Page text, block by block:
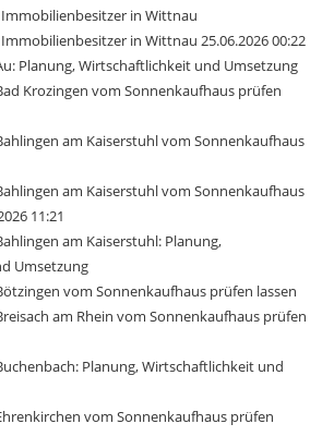
in Wittnau
in Wittnau 25.06.2026 00:22
Planung, Wirtschaftlichkeit und Umsetzung
Krozingen vom Sonnenkaufhaus prüfen
am Kaiserstuhl vom Sonnenkaufhaus
am Kaiserstuhl vom Sonnenkaufhaus
11:21
am Kaiserstuhl: Planung,
Umsetzung
vom Sonnenkaufhaus prüfen lassen
am Rhein vom Sonnenkaufhaus prüfen
Planung, Wirtschaftlichkeit und
vom Sonnenkaufhaus prüfen